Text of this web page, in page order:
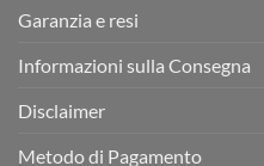
Garanzia e resi
Informazioni sulla Consegna
Disclaimer
Metodo di Pagamento